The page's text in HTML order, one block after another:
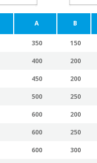
A B
350 150
400 200
450 200
500 250
600 200
600 250
600 300